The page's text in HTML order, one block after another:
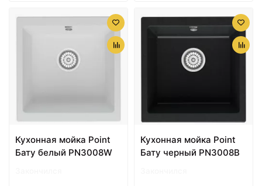
Кухонная мойка Point
Бату белый PN3008W
Кухонная мойка Point
Бату черный PN3008B